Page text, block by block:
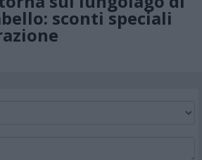
sconti speciali